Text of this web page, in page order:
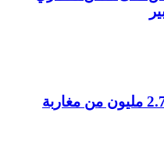
عملية مرحبا 2026.. أكثر من 2.74 مليون من مغاربة